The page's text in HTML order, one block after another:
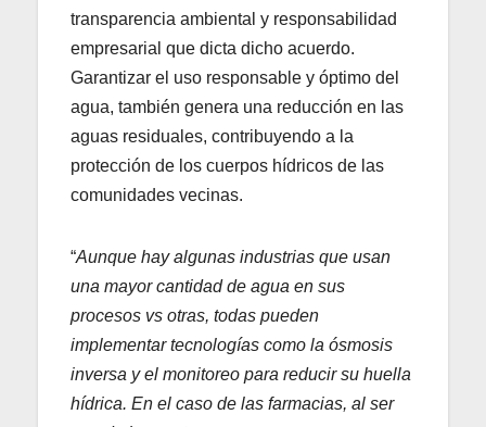
transparencia ambiental y responsabilidad
empresarial que dicta dicho acuerdo.
Garantizar el uso responsable y óptimo del
agua, también genera una reducción en las
aguas residuales, contribuyendo a la
protección de los cuerpos hídricos de las
comunidades vecinas.
“Aunque hay algunas industrias que usan
una mayor cantidad de agua en sus
procesos vs otras, todas pueden
implementar tecnologías como la ósmosis
inversa y el monitoreo para reducir su huella
hídrica. En el caso de las farmacias, al ser